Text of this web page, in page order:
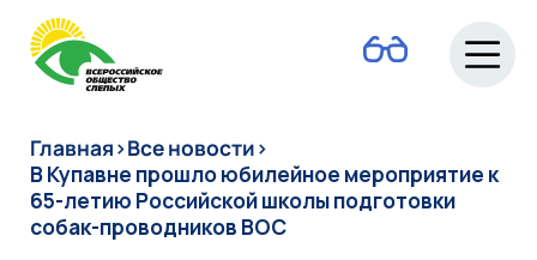
О ВОС
Новости
Главная›Все новости›
В Купавне прошло юбилейное мероприятие к
65-летию Российской школы подготовки
собак-проводников ВОС